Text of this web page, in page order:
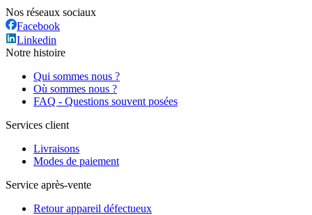
Nos réseaux sociaux
Facebook
Linkedin
Notre histoire
Qui sommes nous ?
Où sommes nous ?
FAQ - Questions souvent posées
Services client
Livraisons
Modes de paiement
Service après-vente
Retour appareil défectueux